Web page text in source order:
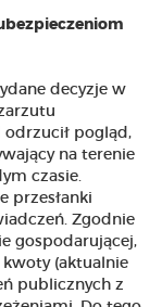
decyzje w
odrzucił pogląd,
na terenie
czasie.
przesłanki
Zgodnie
gospodarującej,
(aktualnie
publicznych z